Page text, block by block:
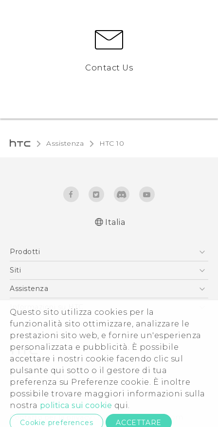
Questo sito utilizza cookies per la
funzionalità sito ottimizzare, analizzare le
prestazioni sito web, e fornire un'esperienza
personalizzata e pubblicità. È possibile
accettare i nostri cookie facendo clic sul
pulsante qui sotto o il gestore di tua
preferenza su Preferenze cookie. È inoltre
possibile trovare maggiori informazioni sulla
nostra politica sui cookie qui.
Cookie preferences ACCETTARE
Contact Us
Assistenza HTC 10‎
normativa
English - Safety and regulatory guide
Italia
Prodotti
Smartphone
Vive
Accessori
Siti
HTC VIVE
Assistenza
Ecommerce Assistenza
Informazioni su HTC
ESG
Uffici Commerciali
Investitori (Inglese)
Cookie Preferences
Lavora con noi
Security and Privacy Whitepaper
© 2011-2026 HTC Corporation
Termini legali
Contatto per la privacy:Global-Privacy@htc.com